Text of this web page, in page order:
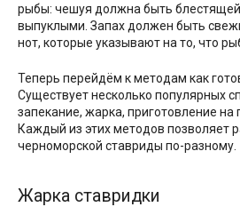
рыбы: чешуя должна быть
выпуклыми. Запах должен быть
нот, которые указывают на то, что
Теперь перейдём к методам как
Существует несколько популярных
запекание, жарка, приготовление на
Каждый из этих методов позволяет
черноморской ставриды по-разному.
Жарка ставридки